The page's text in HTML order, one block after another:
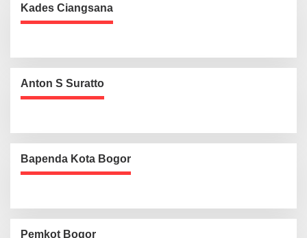
Kades Ciangsana
Anton S Suratto
Bapenda Kota Bogor
Pemkot Bogor